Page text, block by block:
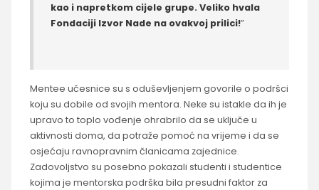
kao i napretkom cijele grupe. Veliko hvala
Fondaciji Izvor Nade na ovakvoj prilici!”
Mentee učesnice su s oduševljenjem govorile o podršci
koju su dobile od svojih mentora. Neke su istakle da ih je
upravo to toplo vođenje ohrabrilo da se uključe u
aktivnosti doma, da potraže pomoć na vrijeme i da se
osjećaju ravnopravnim članicama zajednice.
Zadovoljstvo su posebno pokazali studenti i studentice
kojima je mentorska podrška bila presudni faktor za